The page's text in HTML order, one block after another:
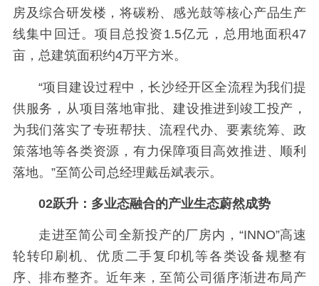
房及综合研发楼，将碳粉、感光鼓等核心产品生产
线集中回迁。项目总投资1.5亿元，总用地面积47
亩，总建筑面积约4万平方米。
“项目建设过程中，长沙经开区全流程为我们提
供服务，从项目落地审批、建设推进到竣工投产，
为我们落实了专班帮扶、流程代办、要素统筹、政
策落地等各类资源，有力保障项目高效推进、顺利
落地。”至简公司总经理戴岳斌表示。
02跃升：多业态融合的产业生态蔚然成势
走进至简公司全新投产的厂房内，“INNO”高速
轮转印刷机、优质二手复印机等各类设备规整有
序、排布整齐。近年来，至简公司循序渐进布局产